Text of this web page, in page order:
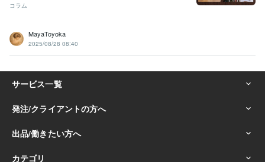
コラム
MayaToyoka
2025/08/28 08:40